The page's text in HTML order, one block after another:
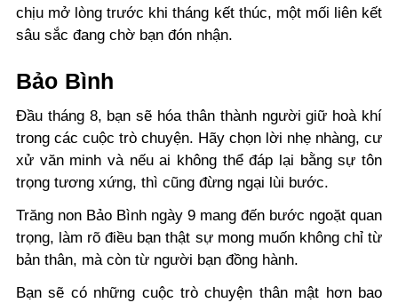
chịu mở lòng trước khi tháng kết thúc, một mối liên kết
sâu sắc đang chờ bạn đón nhận.
Bảo Bình
Đầu tháng 8, bạn sẽ hóa thân thành người giữ hoà khí
trong các cuộc trò chuyện. Hãy chọn lời nhẹ nhàng, cư
xử văn minh và nếu ai không thể đáp lại bằng sự tôn
trọng tương xứng, thì cũng đừng ngại lùi bước.
Trăng non Bảo Bình ngày 9 mang đến bước ngoặt quan
trọng, làm rõ điều bạn thật sự mong muốn không chỉ từ
bản thân, mà còn từ người bạn đồng hành.
Bạn sẽ có những cuộc trò chuyện thân mật hơn bao